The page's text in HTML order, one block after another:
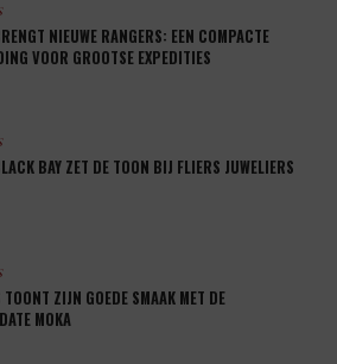
NIEUWE RANGERS: EEN COMPACTE
VOOR GROOTSE EXPEDITIES
BAY ZET DE TOON BIJ FLIERS JUWELIERS
TOONT ZIJN GOEDE SMAAK MET DE
MOKA